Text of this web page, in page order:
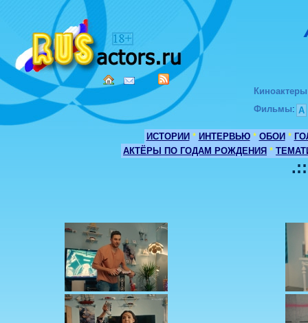
Киноактеры
Фильмы: А
ИСТОРИИ * ИНТЕРВЬЮ * ОБОИ *
АКТЁРЫ ПО ГОДАМ РОЖДЕНИЯ *